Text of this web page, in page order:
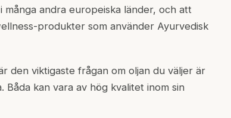
andra europeiska länder, och att
produkter som använder Ayurvedisk
den viktigaste frågan om oljan du väljer är
kan vara av hög kvalitet inom sin